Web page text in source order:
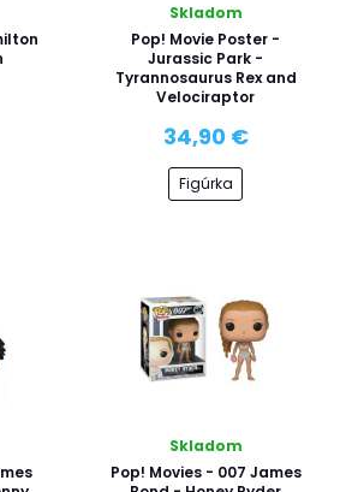
Skladom
Pop! Movie Poster -
Jurassic Park -
Tyrannosaurus Rex and
Velociraptor
34,90 €
Figúrka
Skladom
Pop! Movies - 007 James